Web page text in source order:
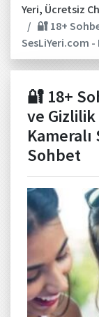
Yeri, Ücretsiz
🔐 18+
SesLiYeri.com
🔐 18+
ve Gizlilik
Sohbet